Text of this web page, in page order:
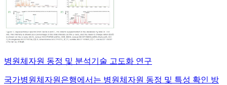
병원체자원 동정 및 분석기술 고도화 연구
국가병원체자원은행에서는 병원체자원 동정 및 특성 확인 방